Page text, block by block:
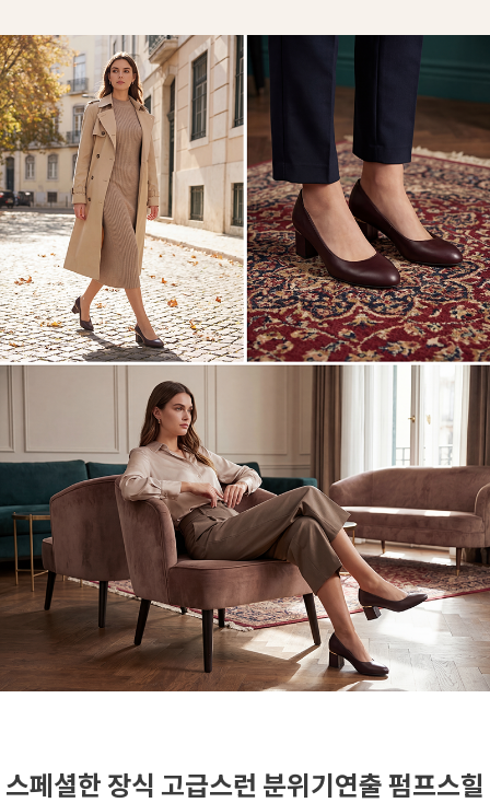
스페셜한 장식 고급스런 분위기연출 펌프스힐